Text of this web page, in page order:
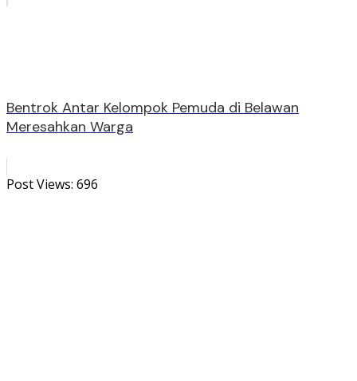
Bentrok Antar Kelompok Pemuda di Belawan
Meresahkan Warga
Post Views: 696